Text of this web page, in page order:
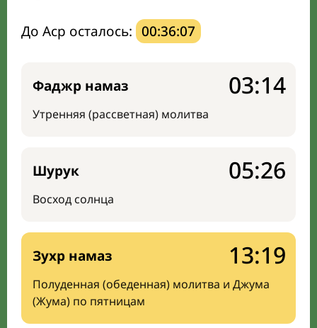
До Аср осталось: 00:36:06
Фаджр намаз
Утренняя (рассветная) молитва
03:14
Шурук
Восход солнца
05:26
Зухр намаз
Полуденная (обеденная) молитва и Джума
(Жума) по пятницам
13:19